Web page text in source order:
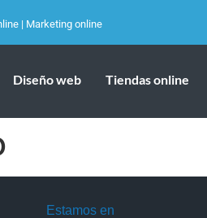
| Marketing online
Diseño web Tiendas online
Estamos en